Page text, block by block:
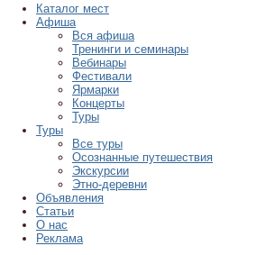
Каталог мест
Афиша
Вся афиша
Тренинги и семинары
Вебинары
Фестивали
Ярмарки
Концерты
Туры
Туры
Все туры
Осознанные путешествия
Экскурсии
Этно-деревни
Объявления
Статьи
О нас
Реклама